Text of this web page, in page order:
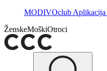
MODIVOclub Aplikacija
ŽenskeMoškiOtroci